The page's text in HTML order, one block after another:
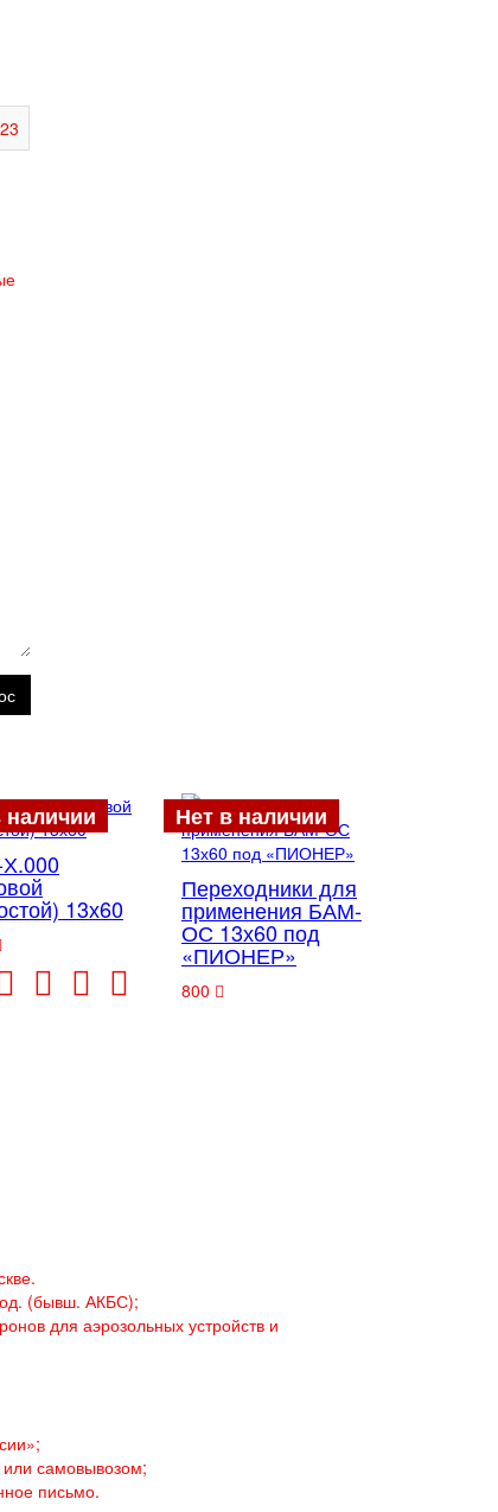
наличии
13х60
Нет в наличии
Переходники для
применения БАМ-
ОС 13х60 под
«ПИОНЕР»
800
(бывш. АКБС);
для аэрозольных устройств и
самовывозом;
письмо.